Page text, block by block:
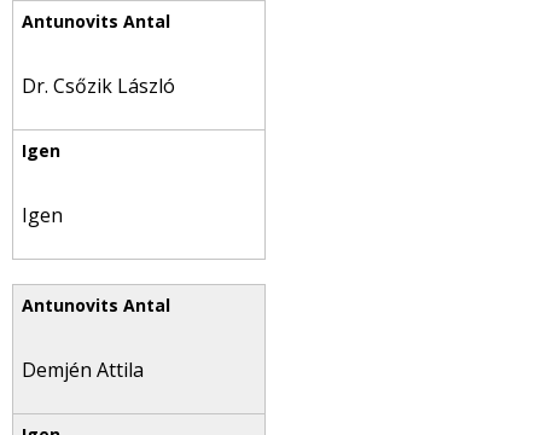
Dr. Csőzik László
Igen
Demjén Attila